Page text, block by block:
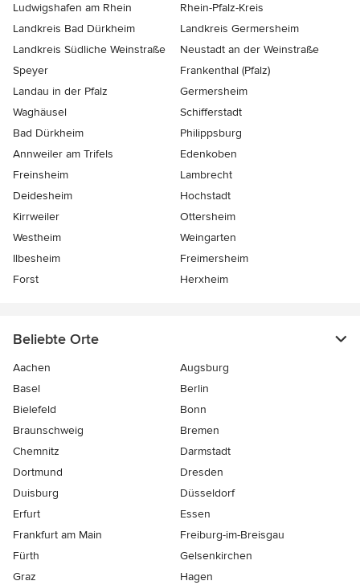
Ludwigshafen am Rhein
Rhein-Pfalz-Kreis
Landkreis Bad Dürkheim
Landkreis Germersheim
Landkreis Südliche Weinstraße
Neustadt an der Weinstraße
Speyer
Frankenthal (Pfalz)
Landau in der Pfalz
Germersheim
Waghäusel
Schifferstadt
Bad Dürkheim
Philippsburg
Annweiler am Trifels
Edenkoben
Freinsheim
Lambrecht
Deidesheim
Hochstadt
Kirrweiler
Ottersheim
Westheim
Weingarten
Ilbesheim
Freimersheim
Forst
Herxheim
Beliebte Orte
Aachen
Augsburg
Basel
Berlin
Bielefeld
Bonn
Braunschweig
Bremen
Chemnitz
Darmstadt
Dortmund
Dresden
Duisburg
Düsseldorf
Erfurt
Essen
Frankfurt am Main
Freiburg-im-Breisgau
Fürth
Gelsenkirchen
Graz
Hagen